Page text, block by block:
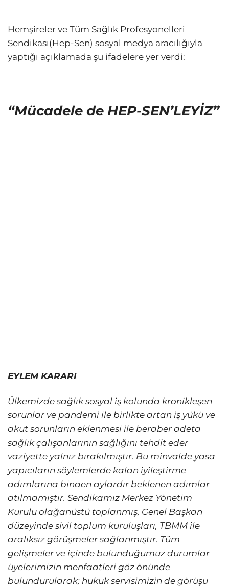
Hemşireler ve Tüm Sağlık Profesyonelleri
Sendikası(Hep-Sen) sosyal medya aracılığıyla
yaptığı açıklamada şu ifadelere yer verdi:
“Mücadele de HEP-SEN’LEYİZ”
EYLEM KARARI
Ülkemizde sağlık sosyal iş kolunda kronikleşen
sorunlar ve pandemi ile birlikte artan iş yükü ve
akut sorunların eklenmesi ile beraber adeta
sağlık çalışanlarının sağlığını tehdit eder
vaziyette yalnız bırakılmıştır. Bu minvalde yasa
yapıcıların söylemlerde kalan iyileştirme
adımlarına binaen aylardır beklenen adımlar
atılmamıştır. Sendikamız Merkez Yönetim
Kurulu olağanüstü toplanmış, Genel Başkan
düzeyinde sivil toplum kuruluşları, TBMM ile
aralıksız görüşmeler sağlanmıştır. Tüm
gelişmeler ve içinde bulunduğumuz durumlar
üyelerimizin menfaatleri göz önünde
bulundurularak; hukuk servisimizin de görüşü